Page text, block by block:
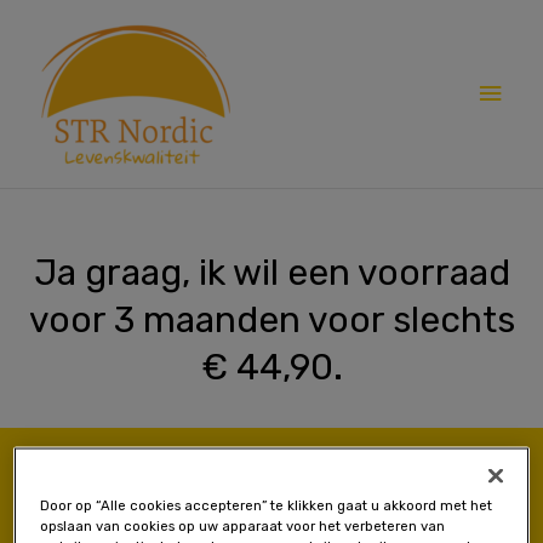
inhoud
Ja graag, ik wil een voorraad
voor 3 maanden voor slechts
€ 44,90.
De eerste zending bevat 60 Lion’s Mane + Chaga capsules voor de
Door op “Alle cookies accepteren” te klikken gaat u akkoord met het
opslaan van cookies op uw apparaat voor het verbeteren van